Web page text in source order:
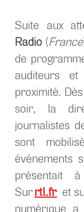
Suite aux
Radio (France
de
auditeurs
proximité.
soir, la
journalistes
sont
événements
présentait
Surrtl.fret